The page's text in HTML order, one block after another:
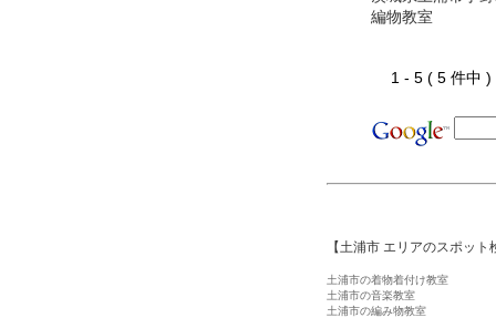
編物教室
1 - 5 ( 5 件
【土浦市 エリアのスポット
土浦市の着物着付け教室
土浦市の音楽教室
土浦市の編み物教室